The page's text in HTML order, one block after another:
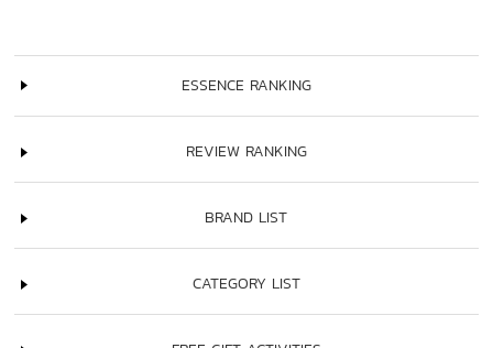
ESSENCE RANKING
REVIEW RANKING
BRAND LIST
CATEGORY LIST